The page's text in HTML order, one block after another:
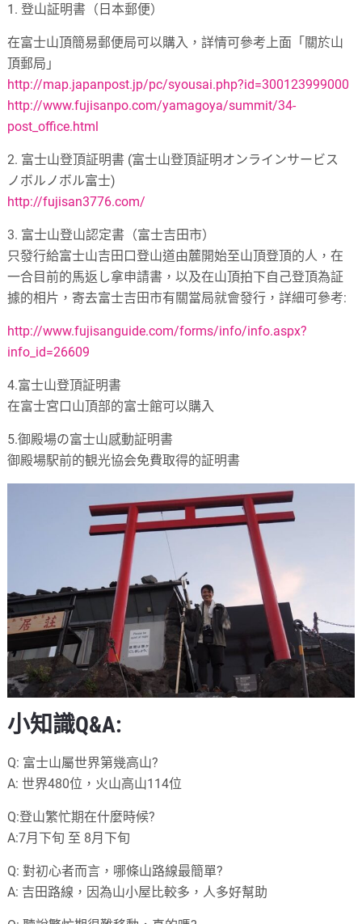
1.登山証明書（日本郵便）
在富士山頂簡易郵便局可以購入，詳情可參考上面「關於山
頂郵局」
http://map.japanpost.jp/pc/syousai.php?id=300123999000
http://www.fujisanpo.com/yamagoya/summit/34-
post_office.html
2. 富士山登頂証明書 (富士山登頂証明オンラインサービス
ノボルノボル富士)
http://fujisan3776.com/
3. 富士山登山認定書（富士吉田市）
只發行給富士山吉田口登山道由麓開始至山頂登頂的人，在
一合目前的馬返し拿申請書，以及在山頂拍下自己登頂為証
據的相片，寄去富士吉田市有關當局就會發行，詳細可參考:
http://www.fujisanguide.com/forms/info/info.aspx?
info_id=26609
4.富士山登頂証明書
在富士宮口山頂部的富士館可以購入
5.御殿場の富士山感動証明書
御殿場駅前的観光協会免費取得的証明書
小知識Q&A:
Q: 富士山屬世界第幾高山?
A:世界480位，火山高山114位
Q:登山繁忙期在什麼時候?
A:7月下旬 至 8月下旬
Q:對初心者而言，哪條山路線最簡單?
A: 吉田路線，因為山小屋比較多，人多好幫助